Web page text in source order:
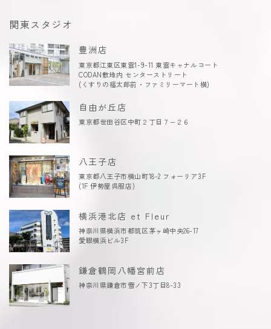
関東スタジオ
豊洲店
東京都江東区東雲1-9-11 東雲キャナルコート
CODAN敷地内 センターストリート
(くすりの福太郎前・ファミリーマート横)
自由が丘店
東京都世田谷区中町２丁目７−２６
八王子店
東京都八王子市横山町18-2 フォーリア3F
(1F 伊勢屋呉服店)
横浜港北店 et Fleur
神奈川県横浜市都筑区茅ヶ崎中央26-17
愛眼横浜ビル3F
鎌倉鶴岡八幡宮前店
神奈川県鎌倉市雪ノ下3丁目8-33